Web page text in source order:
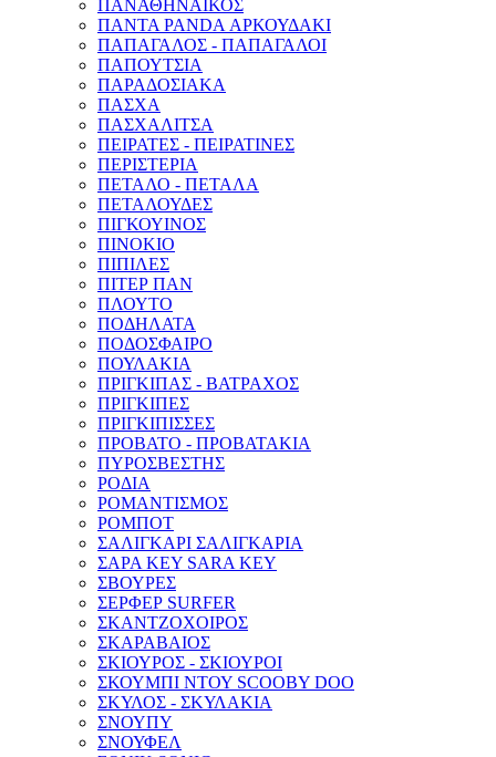
ΠΑΝΑΘΗΝΑΙΚΟΣ
ΠΑΝΤΑ PANDA ΑΡΚΟΥΔΑΚΙ
ΠΑΠΑΓΑΛΟΣ - ΠΑΠΑΓΑΛΟΙ
ΠΑΠΟΥΤΣΙΑ
ΠΑΡΑΔΟΣΙΑΚΑ
ΠΑΣΧΑ
ΠΑΣΧΑΛΙΤΣΑ
ΠΕΙΡΑΤΕΣ - ΠΕΙΡΑΤΙΝΕΣ
ΠΕΡΙΣΤΕΡΙΑ
ΠΕΤΑΛΟ - ΠΕΤΑΛΑ
ΠΕΤΑΛΟΥΔΕΣ
ΠΙΓΚΟΥΙΝΟΣ
ΠΙΝΟΚΙΟ
ΠΙΠΙΛΕΣ
ΠΙΤΕΡ ΠΑΝ
ΠΛΟΥΤΟ
ΠΟΔΗΛΑΤΑ
ΠΟΔΟΣΦΑΙΡΟ
ΠΟΥΛΑΚΙΑ
ΠΡΙΓΚΙΠΑΣ - ΒΑΤΡΑΧΟΣ
ΠΡΙΓΚΙΠΕΣ
ΠΡΙΓΚΙΠΙΣΣΕΣ
ΠΡΟΒΑΤΟ - ΠΡΟΒΑΤΑΚΙΑ
ΠΥΡΟΣΒΕΣΤΗΣ
ΡΟΔΙΑ
ΡΟΜΑΝΤΙΣΜΟΣ
ΡΟΜΠΟΤ
ΣΑΛΙΓΚΑΡΙ ΣΑΛΙΓΚΑΡΙΑ
ΣΑΡΑ ΚΕΥ SARA KEY
ΣΒΟΥΡΕΣ
ΣΕΡΦΕΡ SURFER
ΣΚΑΝΤΖΟΧΟΙΡΟΣ
ΣΚΑΡΑΒΑΙΟΣ
ΣΚΙΟΥΡΟΣ - ΣΚΙΟΥΡΟΙ
ΣΚΟΥΜΠΙ ΝΤΟΥ SCOOBY DOO
ΣΚΥΛΟΣ - ΣΚΥΛΑΚΙΑ
ΣΝΟΥΠΥ
ΣΝΟΥΦΕΛ